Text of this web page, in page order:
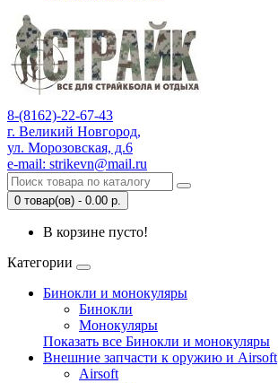
8-(8162)-22-67-43
г. Великий Новгород,
ул. Морозовская, д.6
e-mail: strikevn@mail.ru
0 товар(ов) - 0.00 р.
В корзине пусто!
Категории
Бинокли и монокуляры
Бинокли
Монокуляры
Показать все Бинокли и монокуляры
Внешние запчасти к оружию и Airsoft
Airsoft